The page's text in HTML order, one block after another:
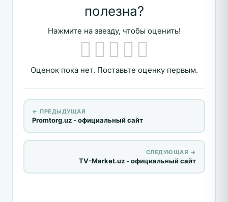
полезна?
Нажмите на звезду, чтобы оценить!
Оценок пока нет. Поставьте оценку первым.
← ПРЕДЫДУЩАЯ
Promtorg.uz - официальный сайт
СЛЕДУЮЩАЯ →
TV-Market.uz - официальный сайт